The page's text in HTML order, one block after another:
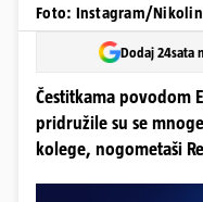
Foto: Instagram/
Dodaj 24sata
Čestitkama povodom
pridružile su se
kolege, nogometaši